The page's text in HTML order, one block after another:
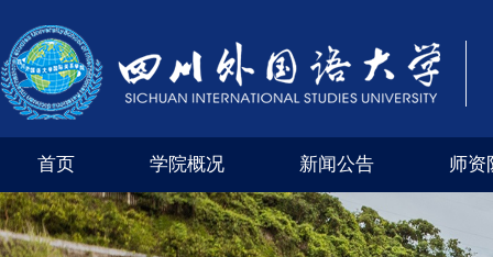
首页 学院概况 新闻公告 师资
学院风采 外交外事市级实验教学示范中心（四